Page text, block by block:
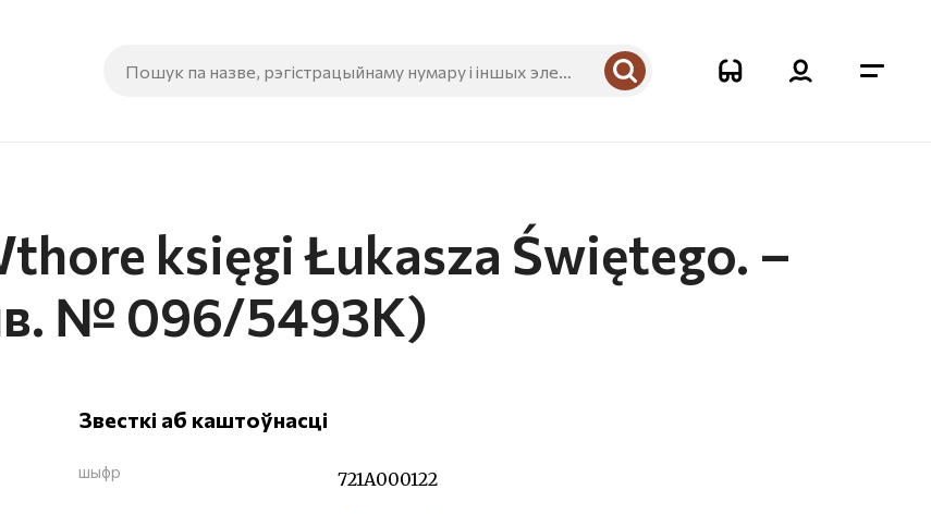
księgi Łukasza Świętego. –
№ 096/5493К)
Звесткі аб каштоўнасці
шыфр 721А000122